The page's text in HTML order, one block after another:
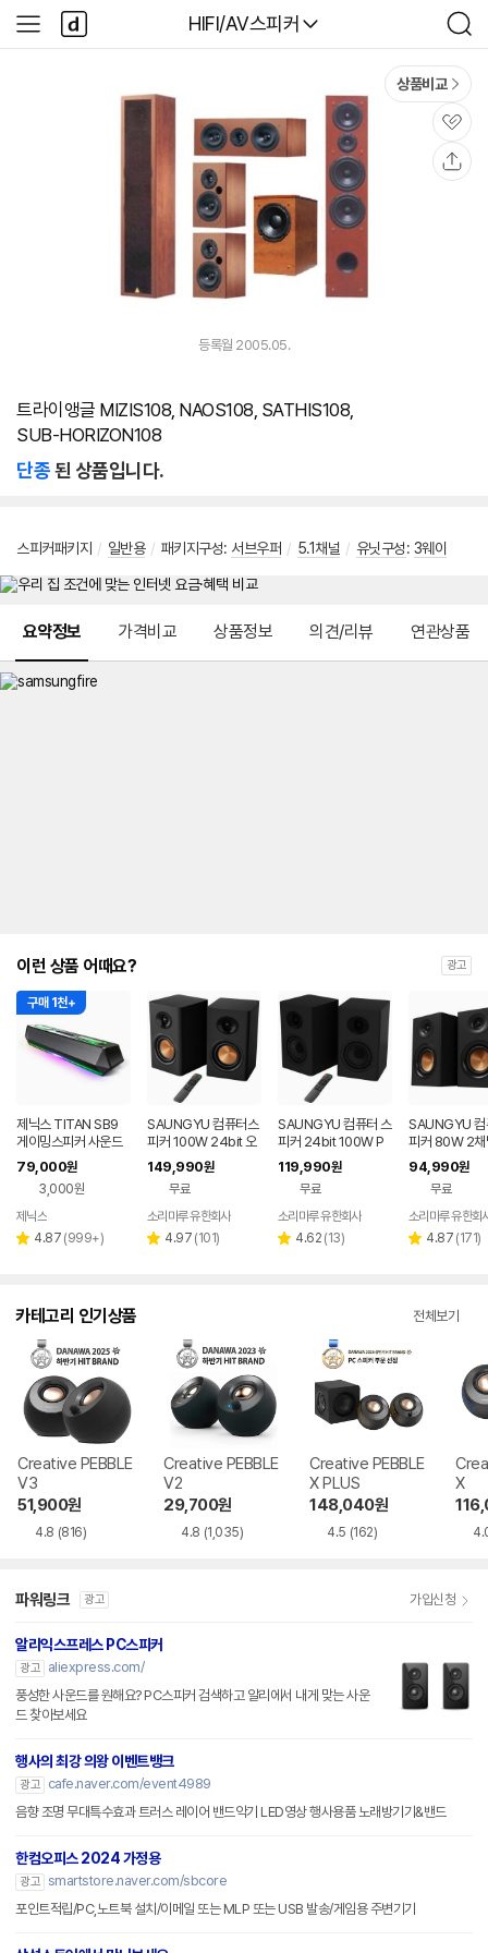
다나와
HIFI/AV스피커
검
색
사
이
다
나
와
상품비교
관
심
등록월 2005.05.
트라이앵글 MIZIS108, NAOS108, SATHIS108,
SUB-HORIZON108
단종된 상품입니다.
스피커패키지 / 일반용 / 패키지구성: 서브우퍼 / 5.1채널 / 유닛구성: 3웨이
요약정보 가격비교 상품정보 의견/리뷰 연관상품
이런 상품 어때요? 광고
구매 1천+
제닉스 TITAN SB9
게이밍스피커 사운드
바 컴퓨터스피커
79,000원
3,000원
페이
제닉스
별 4.87 리
(999+)
SAUNGYU 컴퓨터스
피커 100W 24bit 오
디오 2채널 PC 유선
블루투스 연결
149,990원
무료
소리마루 유한회사
별 4.97 리
(101)
SAUNGYU 컴퓨터 스
피커 24bit 100W P
C 블루투스 게이밍 BK
4020D 3세대
119,990원
무료
소리마루 유한회사
별 4.62 리
(13)
SAUNGYU 컴
피커 80W 2채
B DAC 옵티컬
결 블루투스 스
94,990원
무료
소리마루 유한회
별 4.87 리
(171)
카테고리 인기상품 전체보기
Creative PEBBLE
V3
51,900원
4.8 (816)
Creative PEBBLE
V2
29,700원
4.8 (1,035)
Creative PEBBLE
X PLUS
148,040원
4.5 (162)
X
파워링크 광고 가입신청
알리익스프레스 PC스피커
광고
aliexpress.com/
풍성한 사운드를 원해요? PC스피커 검색하고 알리에서 내게 맞는 사운
드 찾아보세요
행사의 최강 의왕 이벤트뱅크
광고
cafe.naver.com/event4989
음향 조명 무대특수효과 트러스 레이어 밴드악기 LED영상 행사용품 노래방기기&밴드
한컴오피스 2024 가정용
광고 smartstore.naver.com/sbcore
포인트적립/PC,노트북 설치/이메일 또는 MLP 또는 USB 발송/게임용 주변기기